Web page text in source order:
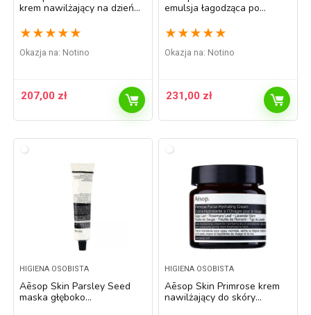
krem nawilżający na dzień
mieszanej 60 ml
★ ★ ★ ★ ★
Okazja na: Notino
207,00 zł
emulsja łagodząca po
★ ★ ★ ★ ★
Okazja na: Notino
231,00 zł
HIGIENA OSOBISTA
Aēsop Skin Parsley Seed
maska głęboko
HIGIENA OSOBISTA
Aēsop Skin Primrose krem
nawilżający do skóry